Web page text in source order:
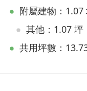
附屬建物：1.07
其他：1.07 坪
共用坪數：